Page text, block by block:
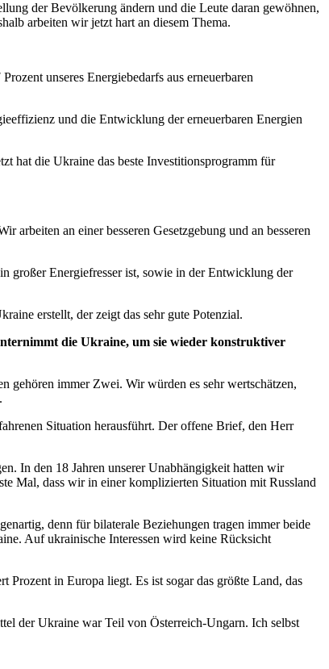
der Bevölkerung ändern und die Leute daran gewöhnen,
arbeiten wir jetzt hart an diesem Thema.
unseres Energiebedarfs aus erneuerbaren
und die Entwicklung der erneuerbaren Energien
hat die Ukraine das beste Investitionsprogramm für
arbeiten an einer besseren Gesetzgebung und an besseren
großer Energiefresser ist, sowie in der Entwicklung der
erstellt, der zeigt das sehr gute Potenzial.
die Ukraine, um sie wieder konstruktiver
gehören immer Zwei. Wir würden es sehr wertschätzen,
Situation herausführt. Der offene Brief, den Herr
In den 18 Jahren unserer Unabhängigkeit hatten wir
Mal, dass wir in einer komplizierten Situation mit Russland
denn für bilaterale Beziehungen tragen immer beide
Auf ukrainische Interessen wird keine Rücksicht
Prozent in Europa liegt. Es ist sogar das größte Land, das
der Ukraine war Teil von Österreich-Ungarn. Ich selbst